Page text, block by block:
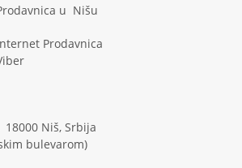
u Nišu
Prodavnica
Niš, Srbija
bulevarom)